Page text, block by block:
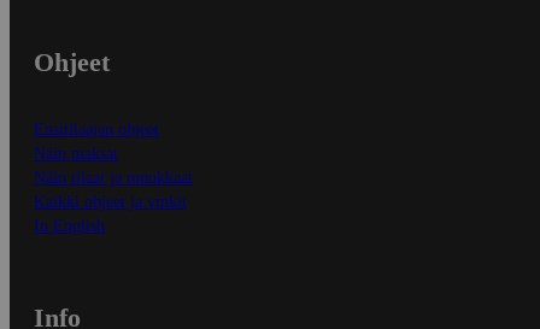
Ohjeet
Ensitilaajan ohjeet
Näin maksat
Näin tilaat ja muokkaat
Kaikki ohjeet ja vinkit
In English
Info